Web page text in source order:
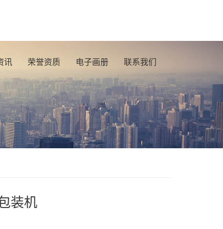
讯 荣誉资质 电子画册 联系我们
装机